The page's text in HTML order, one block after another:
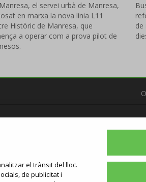
el trànsit del lloc.
de publicitat i
el servei urbà de Manresa,
en marxa la nova línia L11
Històric de Manresa, que
a operar com a prova pilot de
de